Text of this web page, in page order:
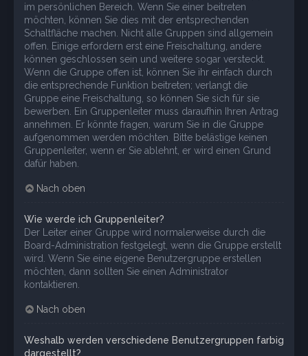
im persönlichen Bereich. Wenn Sie einer beitreten
möchten, können Sie dies mit der entsprechenden
Schaltfläche machen. Nicht alle Gruppen sind allgemein
offen. Einige erfordern erst eine Freischaltung, andere
können geschlossen sein und weitere sogar versteckt.
Wenn die Gruppe offen ist, können Sie ihr einfach durch
die entsprechende Funktion beitreten; verlangt die
Gruppe eine Freischaltung, so können Sie sich für sie
bewerben. Ein Gruppenleiter muss daraufhin Ihren Antrag
annehmen. Er könnte fragen, warum Sie in die Gruppe
aufgenommen werden möchten. Bitte belästige keinen
Gruppenleiter, wenn er Sie ablehnt, er wird einen Grund
dafür haben.
Nach oben
Wie werde ich Gruppenleiter?
Der Leiter einer Gruppe wird normalerweise durch die
Board-Administration festgelegt, wenn die Gruppe erstellt
wird. Wenn Sie eine eigene Benutzergruppe erstellen
möchten, dann sollten Sie einen Administrator
kontaktieren.
Nach oben
Weshalb werden verschiedene Benutzergruppen farbig
dargestellt?